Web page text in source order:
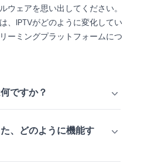
ウェアを思い出してください。
、 IPTVがどのように変化してい
ーミングプラットフォームにつ
ですか？
、どのように機能す